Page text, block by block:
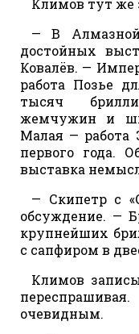
Климов тут же
— В
достойных
Ковалёв. —
работа Позье
тысяч
жемчужин и
Малая — работа
первого года.
выставка
— Скипетр с
обсуждение. —
крупнейших
с сапфиром в
Климов
очевидным.